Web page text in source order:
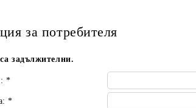
за потребителя
са задължителни.
*
*